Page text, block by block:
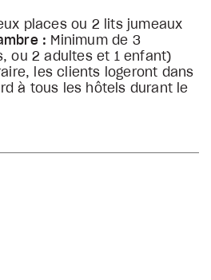
places ou 2 lits jumeaux
: Minimum de 3
ou 2 adultes et 1 enfant)
les clients logeront dans
à tous les hôtels durant le